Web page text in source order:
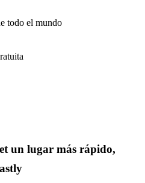
todo el mundo
un lugar más rápido,